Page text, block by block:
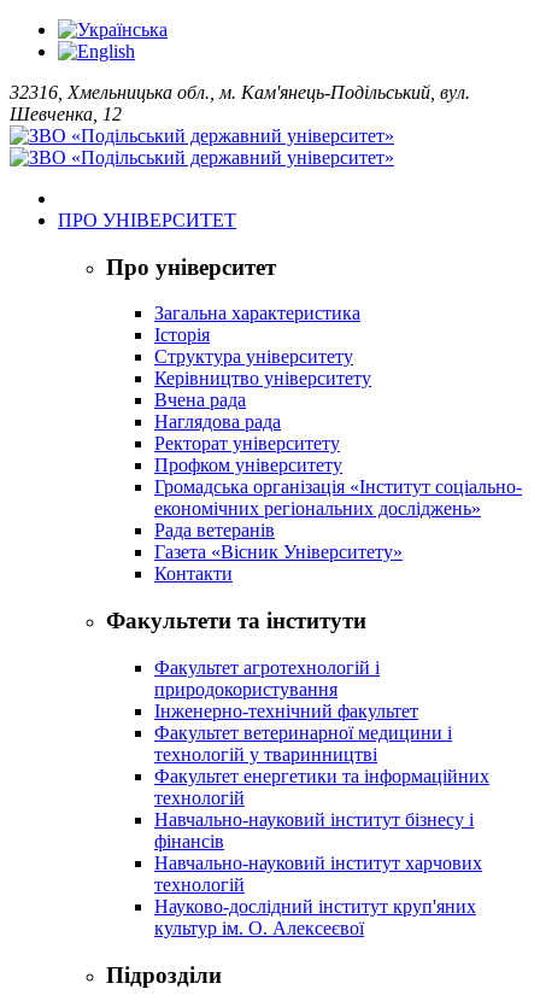
32316, Хмельницька обл., м. Кам'янець-Подільський, вул.
Шевченка, 12
ПРО УНІВЕРСИТЕТ
Про університет
Загальна характеристика
Історія
Структура університету
Керівництво університету
Вчена рада
Наглядова рада
Ректорат університету
Профком університету
Громадська організація «Інститут соціально-
економічних регіональних досліджень»
Рада ветеранів
Газета «Вісник Університету»
Контакти
Факультети та інститути
Факультет агротехнологій і
природокористування
Інженерно-технічний факультет
Факультет ветеринарної медицини і
технологій у тваринництві
Факультет енергетики та інформаційних
технологій
Навчально-науковий інститут бізнесу і
фінансів
Навчально-науковий інститут харчових
технологій
Науково-дослідний інститут круп'яних
культур ім. О. Алексеєвої
Підрозділи